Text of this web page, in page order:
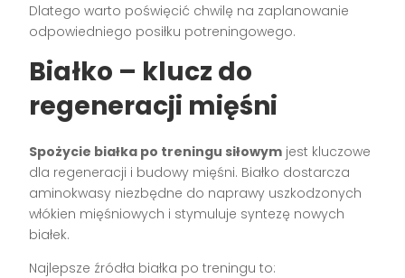
Dlatego warto poświęcić chwilę na zaplanowanie
odpowiedniego posiłku potreningowego.
Białko – klucz do
regeneracji mięśni
Spożycie białka po treningu siłowym jest kluczowe
dla regeneracji i budowy mięśni. Białko dostarcza
aminokwasy niezbędne do naprawy uszkodzonych
włókien mięśniowych i stymuluje syntezę nowych
białek.
Najlepsze źródła białka po treningu to: